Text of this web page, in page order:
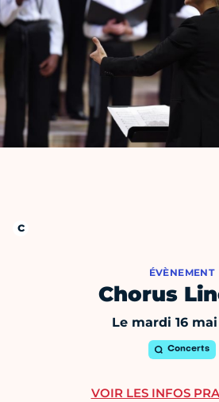
ÉVÈNEMENT
Chorus
Le mardi 16 mai
Concerts
VOIR LES INFOS